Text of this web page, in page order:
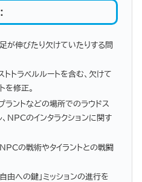
:
が伸びたり欠けていたりする問
トトラベルルートを含む、欠けて
を修正。
ラントなどの場所でのラウドス
、NPCのインタラクションに関す
の戦術やタイラントとの戦闘
自由への鍵」ミッションの進行を